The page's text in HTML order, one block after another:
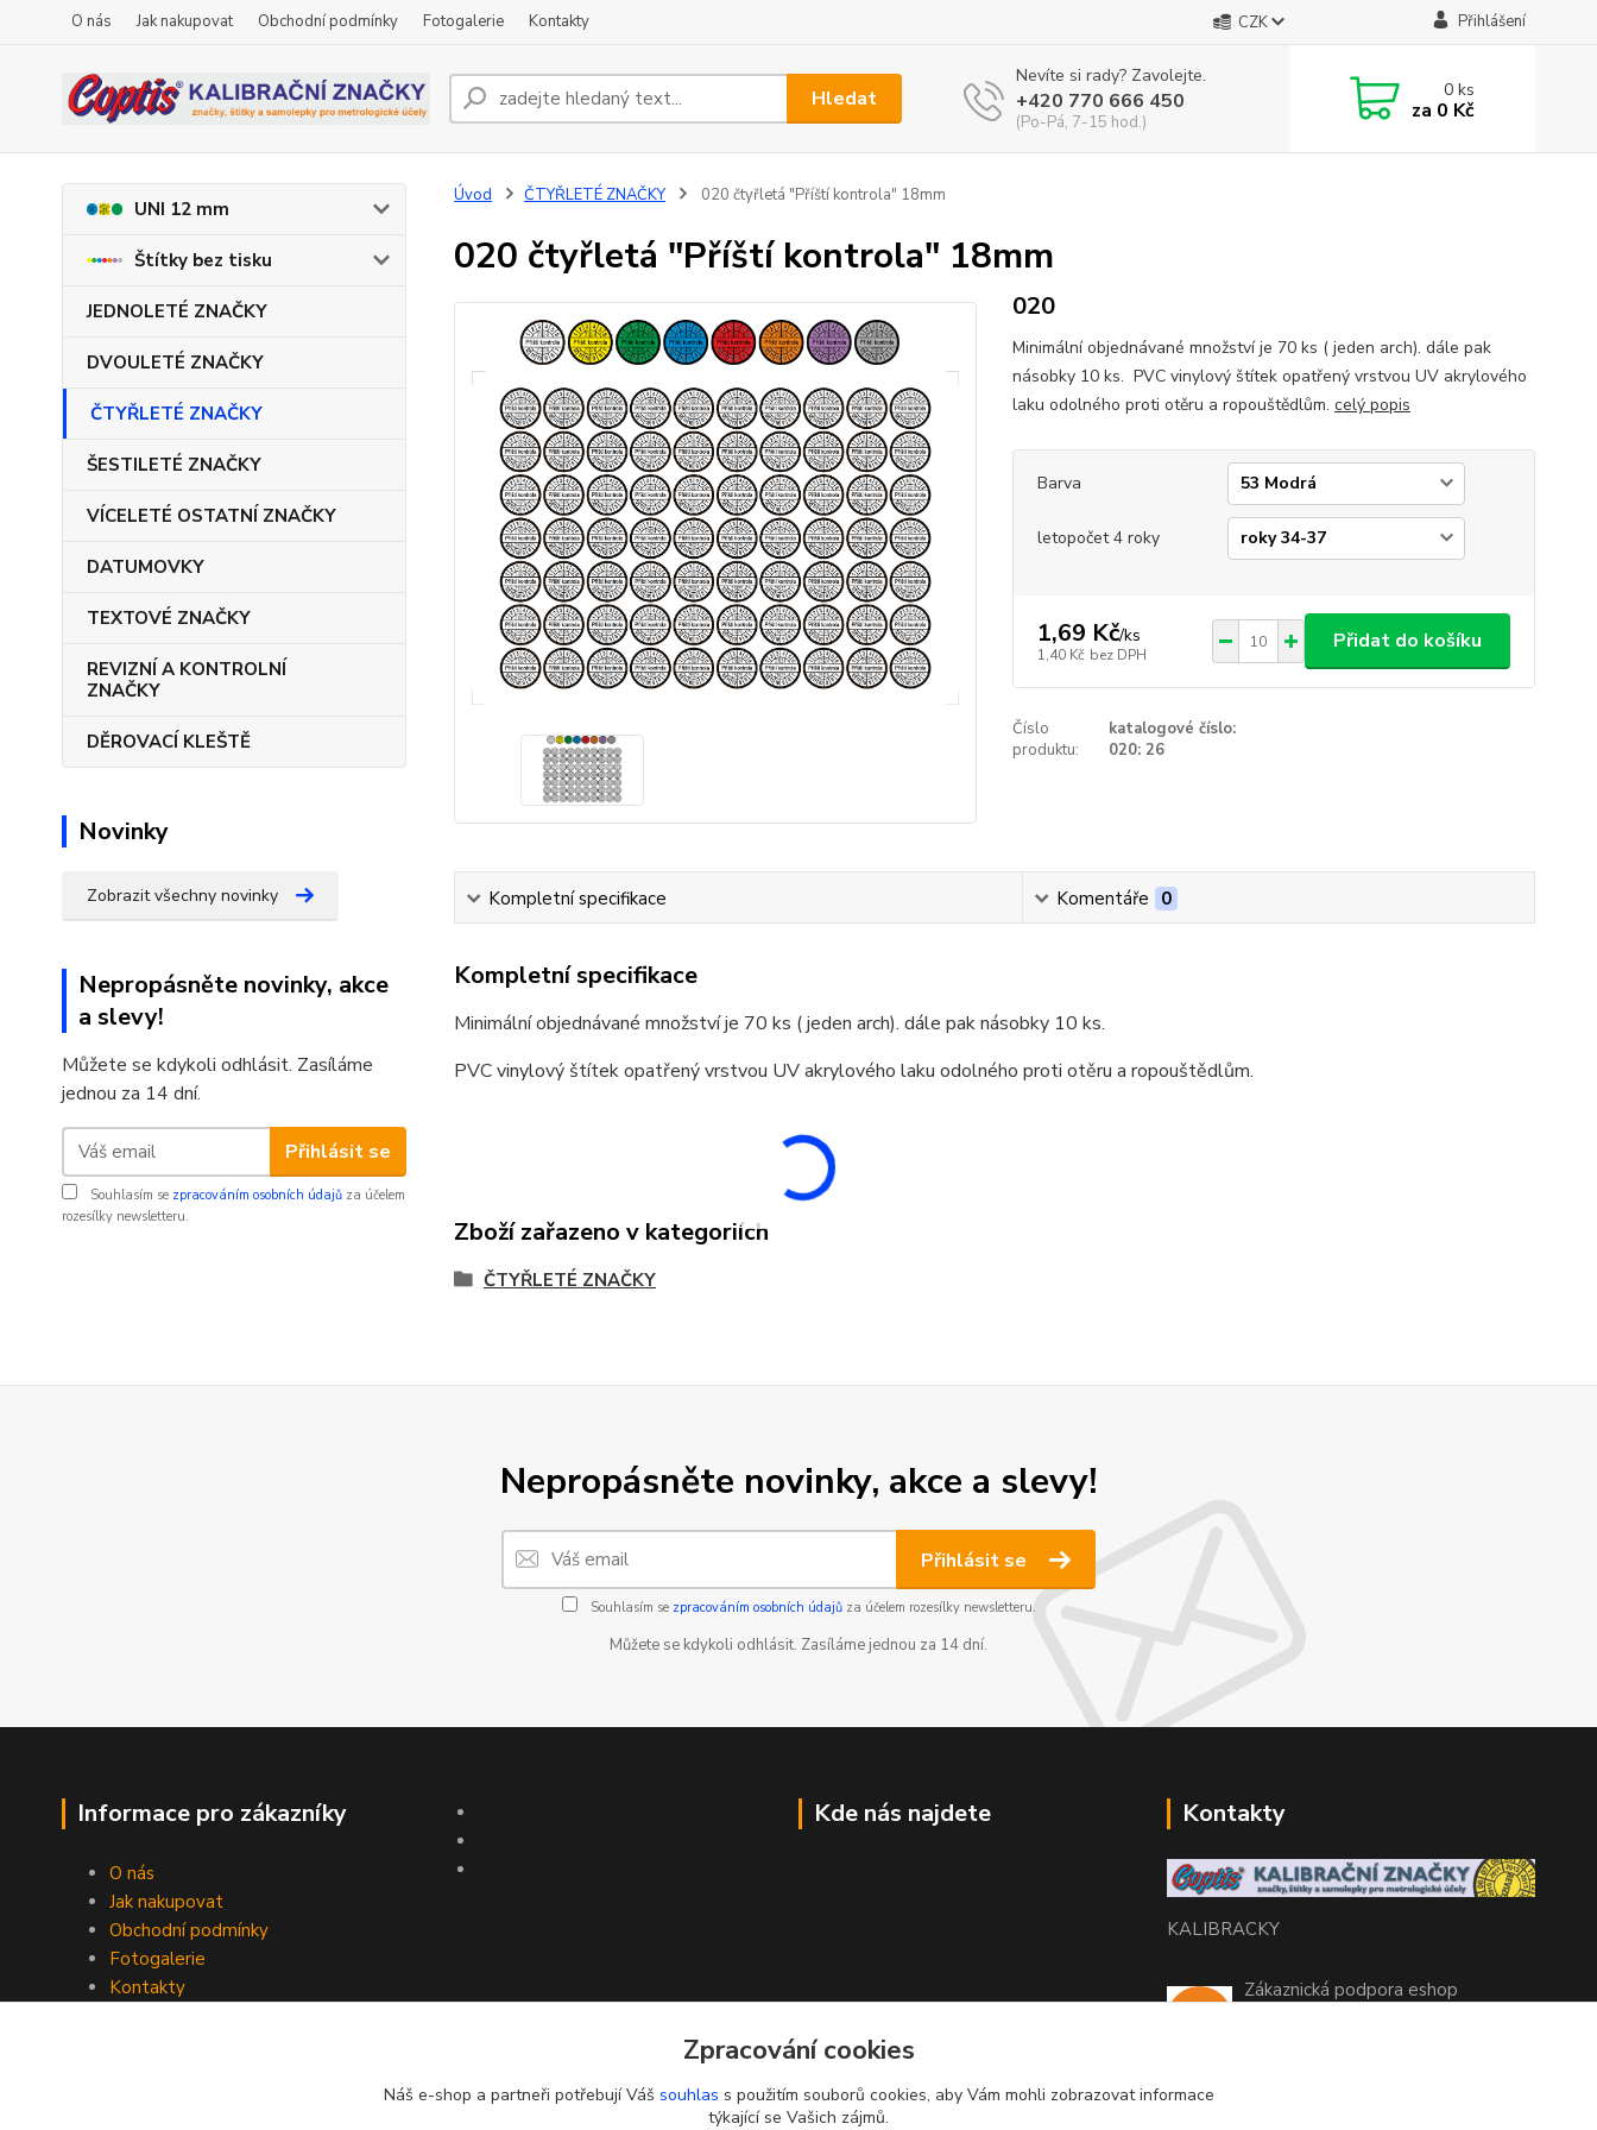
O nás Jak nakupovat Obchodní podmínky Fotogalerie Kontakty CZK Přihlášení
Hledat
Nevíte si rady? Zavolejte.
+420 770 666 450
(Po-Pá, 7-15 hod.)
0ks
za 0 Kč
UNI 12 mm
Štítky bez tisku
JEDNOLETÉ ZNAČKY
DVOULETÉ ZNAČKY
ČTYŘLETÉ ZNAČKY
ŠESTILETÉ ZNAČKY
VÍCELETÉ OSTATNÍ ZNAČKY
DATUMOVKY
TEXTOVÉ ZNAČKY
REVIZNÍ A KONTROLNÍ
ZNAČKY
DĚROVACÍ KLEŠTĚ
Novinky
Zobrazit všechny novinky
Nepropásněte novinky, akce
a slevy!
Můžete se kdykoli odhlásit. Zasíláme
jednou za 14 dní.
Přihlásit se
Souhlasím se zpracováním osobních údajů za účelem
rozesílky newsletteru.
Úvod ČTYŘLETÉ ZNAČKY 020 čtyřletá "Příští kontrola" 18mm
020 čtyřletá "Příští kontrola" 18mm
020
Minimální objednávané množství je 70 ks ( jeden arch). dále pak
násobky 10 ks. PVC vinylový štítek opatřený vrstvou UV akrylového
laku odolného proti otěru a ropouštědlům. celý popis
Barva
letopočet 4 roky
1,69 Kč/ks
1,40 Kč bez DPH
Přidat do košíku
Číslo
produktu:
katalogové číslo:
020: 26
Kompletní specifikace Komentáře 0
Kompletní specifikace
Minimální objednávané množství je 70 ks ( jeden arch). dále pak násobky 10 ks.
PVC vinylový štítek opatřený vrstvou UV akrylového laku odolného proti otěru a ropouštědlům.
Zboží zařazeno v kategoriích
ČTYŘLETÉ ZNAČKY
Nepropásněte novinky, akce a slevy!
Přihlásit se
Souhlasím se zpracováním osobních údajůza účelem rozesílky newsletteru.
Můžete se kdykoli odhlásit. Zasíláme jednou za 14 dní.
Informace pro zákazníky
O nás
Jak nakupovat
Obchodní podmínky
Fotogalerie
Kontakty
Kde nás najdete Kontakty
KALIBRACKY
Zákaznická podpora eshop
coptis@coptis.cz
Zpracování cookies
Náš e-shop a partneři potřebují Váš souhlas s použitím souborů cookies, aby Vám mohli zobrazovat informace
týkající se Vašich zájmů.